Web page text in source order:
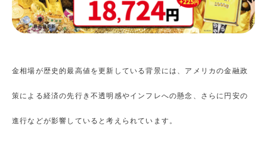
金相場が歴史的最高値を更新している背景には、アメリカの金融政
策による経済の先行き不透明感やインフレへの懸念、さらに円安の
進行などが影響していると考えられています。